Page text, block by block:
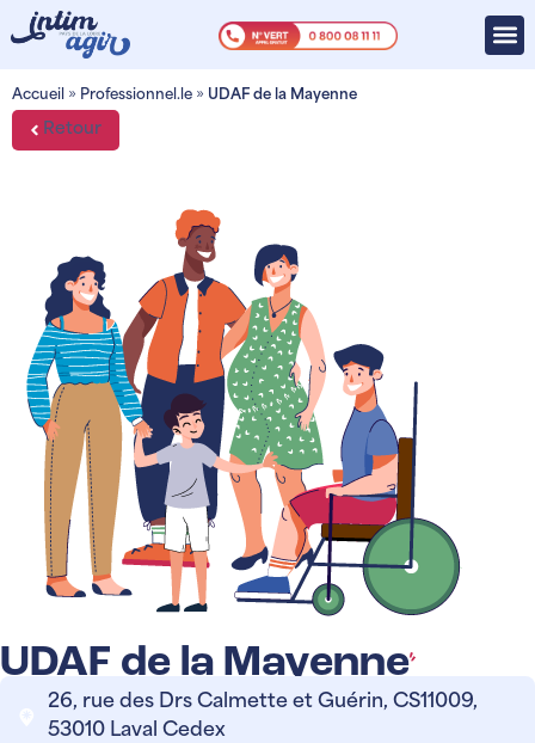
Accueil » Professionnel.le » UDAF de la Mayenne
Retour
UDAF de la Mayenne
26, rue des Drs Calmette et Guérin, CS11009,
53010 Laval Cedex